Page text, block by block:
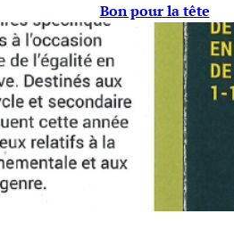
Bon pour la tête